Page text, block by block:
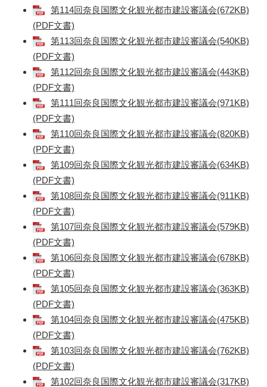
第114回奈良国際文化観光都市建設審議会(672KB)
(PDF文書)
第113回奈良国際文化観光都市建設審議会(540KB)
(PDF文書)
第112回奈良国際文化観光都市建設審議会(443KB)
(PDF文書)
第111回奈良国際文化観光都市建設審議会(971KB)
(PDF文書)
第110回奈良国際文化観光都市建設審議会(820KB)
(PDF文書)
第109回奈良国際文化観光都市建設審議会(634KB)
(PDF文書)
第108回奈良国際文化観光都市建設審議会(911KB)
(PDF文書)
第107回奈良国際文化観光都市建設審議会(579KB)
(PDF文書)
第106回奈良国際文化観光都市建設審議会(678KB)
(PDF文書)
第105回奈良国際文化観光都市建設審議会(363KB)
(PDF文書)
第104回奈良国際文化観光都市建設審議会(475KB)
(PDF文書)
第103回奈良国際文化観光都市建設審議会(762KB)
(PDF文書)
第102回奈良国際文化観光都市建設審議会(317KB)